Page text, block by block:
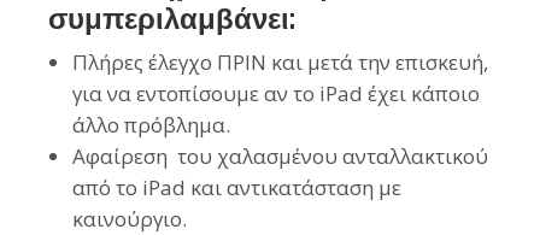
συμπεριλαμβάνει:
Πλήρες έλεγχο ΠΡΙΝ και μετά την επισκευή,
για να εντοπίσουμε αν το iPad έχει κάποιο
άλλο πρόβλημα.
Αφαίρεση του χαλασμένου ανταλλακτικού
από το iPad και αντικατάσταση με
καινούργιο.